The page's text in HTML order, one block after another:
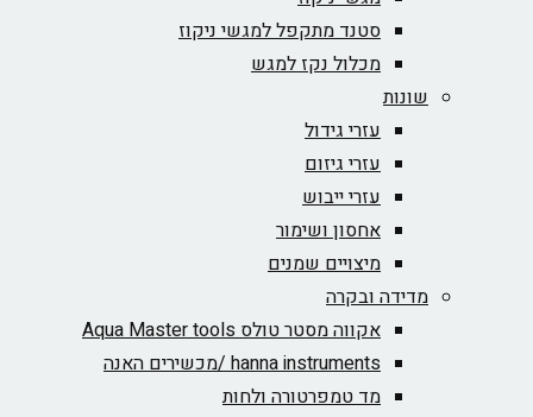
סטנד מתקפל למגשי ניקוז
מכלול נקז למגש
שונות
עזרי גידול
עזרי גיזום
עזרי ייבוש
אחסון ושימור
מיצויים שמנים
מדידה ובקרה
אקווה מסטר טולס Aqua Master tools
hanna instruments /מכשירים האנה
מד טמפרטורה ולחות